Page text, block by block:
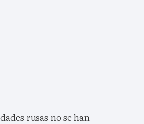
rusas no se han